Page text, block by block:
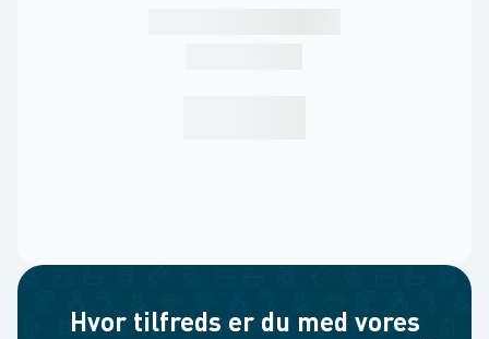
Hvor tilfreds er du med vores